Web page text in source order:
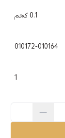
0.1 كجم
010172-010164
1